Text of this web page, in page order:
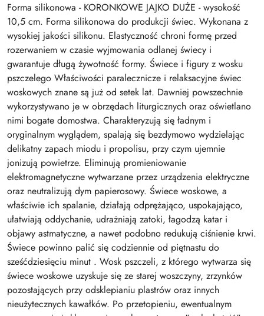
Forma silikonowa - KORONKOWE JAJKO DUŻE - wysokość
10,5 cm. Forma silikonowa do produkcji świec. Wykonana z
wysokiej jakości silikonu. Elastyczność chroni formę przed
rozerwaniem w czasie wyjmowania odlanej świecy i
gwarantuje długą żywotność formy. Świece i figury z wosku
pszczelego Właściwości paralecznicze i relaksacyjne świec
woskowych znane są już od setek lat. Dawniej powszechnie
wykorzystywano je w obrzędach liturgicznych oraz oświetlano
nimi bogate domostwa. Charakteryzują się ładnym i
oryginalnym wyglądem, spalają się bezdymowo wydzielając
delikatny zapach miodu i propolisu, przy czym ujemnie
jonizują powietrze. Eliminują promieniowanie
elektromagnetyczne wytwarzane przez urządzenia elektryczne
oraz neutralizują dym papierosowy. Świece woskowe, a
właściwie ich spalanie, działają odprężająco, uspokajająco,
ułatwiają oddychanie, udrażniają zatoki, łagodzą katar i
objawy astmatyczne, a nawet podobno redukują ciśnienie krwi.
Świece powinno palić się codziennie od piętnastu do
sześćdziesięciu minut . Wosk pszczeli, z którego wytwarza się
świece woskowe uzyskuje się ze starej woszczyny, zrzynków
pozostających przy odsklepianiu plastrów oraz innych
nieużytecznych kawałków. Po przetopieniu, ewentualnym